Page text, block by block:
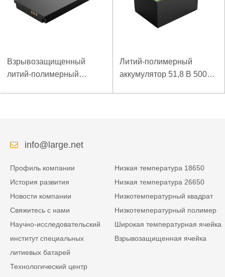
Взрывозащищенный
литий-полимерный
Литий-полимерный
аккумулятор 51,8 В 5000
info@large.net
Профиль компании
История развития
Новости компании
Свяжитесь с нами
Научно-исследовательский
институт специальных
литиевых батарей
Технологический центр
Низкая температура 18650
Низкая температура 26650
Низкотемпературный квадрат
Низкотемпературный полимер
Широкая температурная ячейка
Взрывозащищенная ячейка